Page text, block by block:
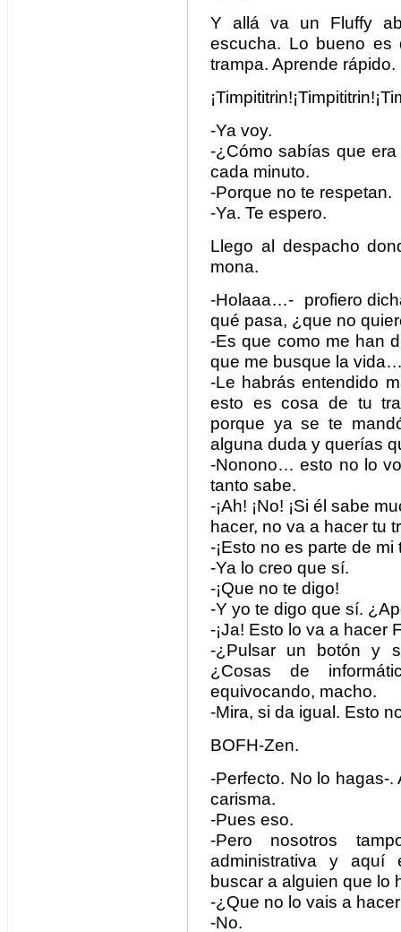
Y allá va un Fluffy
escucha. Lo bueno
trampa. Aprende rápido.
-Ya voy.
-¿Cómo sabías que
cada minuto.
-Porque no te respetan.
-Ya. Te espero.
Llego al despacho
mona.
-Holaaa…- profiero
qué pasa, ¿que no
-Es que como me han
que me busque la
-Le habrás entendido
esto es cosa de tu
porque ya se te
alguna duda y querías
-Nonono… esto no lo
tanto sabe.
-¡Ah! ¡No! ¡Si él sabe
hacer, no va a hacer tu
-¡Esto no es parte de mi
-Ya lo creo que sí.
-¡Que no te digo!
-Y yo te digo que sí.
-¡Ja! Esto lo va a hacer
-¿Pulsar un botón y
¿Cosas de
equivocando, macho.
-Mira, si da igual. Esto
BOFH-Zen.
-Perfecto. No lo hagas-
carisma.
-Pues eso.
-Pero nosotros
administrativa y aquí
buscar a alguien que lo
-¿Que no lo vais a
-No.